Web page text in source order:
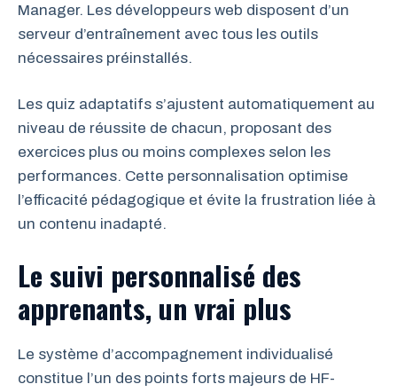
Manager. Les développeurs web disposent d’un
serveur d’entraînement avec tous les outils
nécessaires préinstallés.
Les quiz adaptatifs s’ajustent automatiquement au
niveau de réussite de chacun, proposant des
exercices plus ou moins complexes selon les
performances. Cette personnalisation optimise
l’efficacité pédagogique et évite la frustration liée à
un contenu inadapté.
Le suivi personnalisé des
apprenants, un vrai plus
Le système d’accompagnement individualisé
constitue l’un des points forts majeurs de HF-